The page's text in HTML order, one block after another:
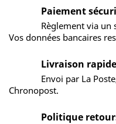
Paiement
Règlement via un
Vos données bancaires
Livraison rapide
Envoi par La
Chronopost.
Politique